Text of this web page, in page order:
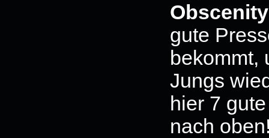
Obscenity
gute
bekommt,
Jungs
hier 7
nach